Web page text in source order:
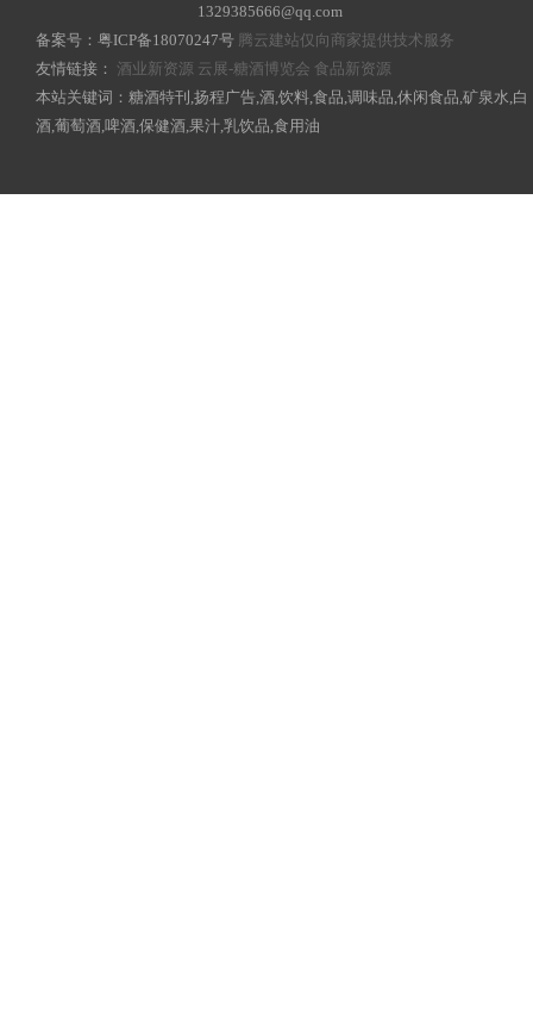
1329385666@qq.com
备案号： 粤ICP备18070247号 腾云建站仅向商家提供技术服务
友情链接： 酒业新资源 云展-糖酒博览会 食品新资源
本站关键词：糖酒特刊,扬程广告,酒,饮料,食品,调味品,休闲食品,矿泉水,白
酒,葡萄酒,啤酒,保健酒,果汁,乳饮品,食用油